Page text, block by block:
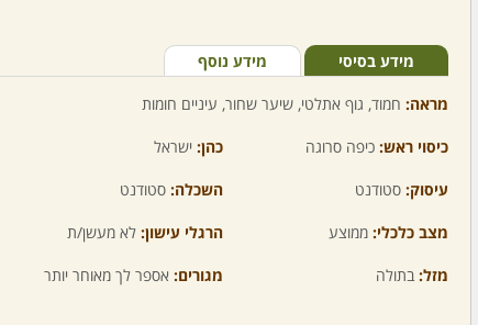
מידע בסיסי מידע נוסף
מראה: חמוד, גוף אתלטי, שיער שחור, עיניים חומות
כיסוי ראש: כיפה סרוגה כהן: ישראל
עיסוק: סטודנט השכלה: סטודנט
מצב כלכלי: ממוצע הרגלי עישון: לא מעשן/ת
מזל: בתולה מגורים: אספר לך מאוחר יותר